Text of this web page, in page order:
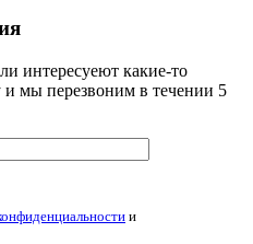
интересуеют какие-то
и мы перезвоним в течении 5
и